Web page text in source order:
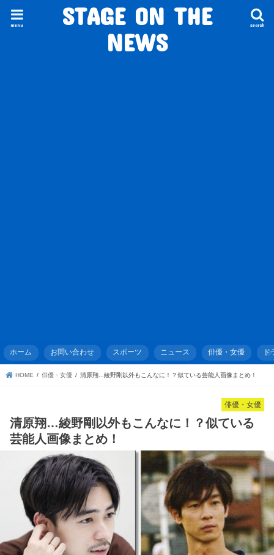
STAGE ON THE
NEWS
search
menu
ホーム お問い合わせ スポーツ ニュース 俳優・女優
HOME 俳優・女優 清原翔...綾野剛以外もこんなに！？似ている芸能人画像まとめ！
俳優・女優
清原翔…綾野剛以外もこんなに！？似ている
芸能人画像まとめ！